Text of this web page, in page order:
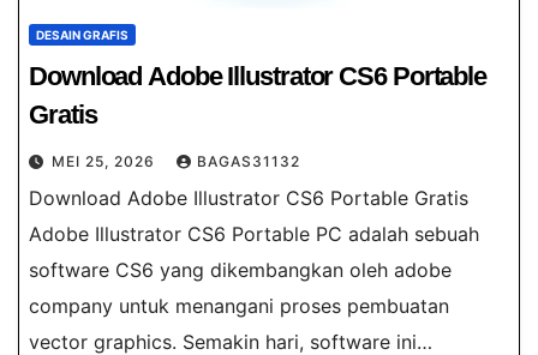
DESAIN GRAFIS
Download Adobe Illustrator CS6 Portable
Gratis
MEI 25, 2026 BAGAS31132
Download Adobe Illustrator CS6 Portable Gratis
Adobe Illustrator CS6 Portable PC adalah sebuah
software CS6 yang dikembangkan oleh adobe
company untuk menangani proses pembuatan
vector graphics. Semakin hari, software ini…